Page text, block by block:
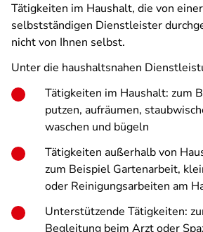
Tätigkeiten im Haushalt, die von
selbstständigen Dienstleister
nicht von Ihnen selbst.
Unter die haushaltsnahen
Tätigkeiten im Haushalt: zum
putzen, aufräumen,
waschen und bügeln
Tätigkeiten außerhalb von
zum Beispiel Gartenarbeit,
oder Reinigungsarbeiten am
Unterstützende Tätigkeiten:
Begleitung beim Arzt oder